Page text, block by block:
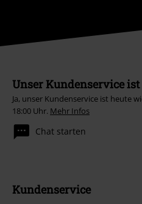
Unser Kundenservice
Ja, unser Kundenservice ist heute
18:00 Uhr. Mehr Infos
Chat starten
Kundenservice